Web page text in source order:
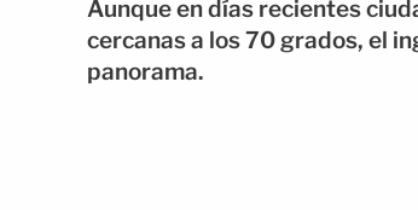
Aunque en días recientes
cercanas a los 70 grados, el
panorama.